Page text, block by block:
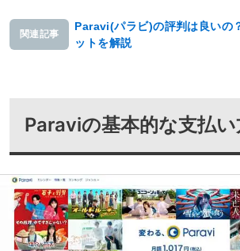
関連記事
Paravi(パラビ)の評判は良いの
ットを解説
Paraviの基本的な支払